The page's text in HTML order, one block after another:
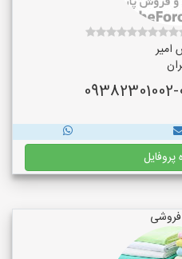
امیر
فروشی